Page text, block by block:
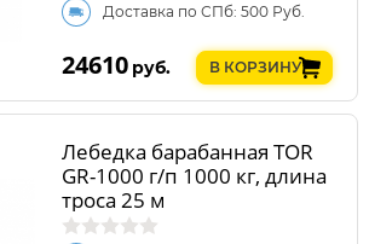
Доставка по СПб: 500 Руб.
24610 руб. В КОРЗИНУ
Лебедка барабанная TOR
GR-1000 г/п 1000 кг, длина
троса 25 м